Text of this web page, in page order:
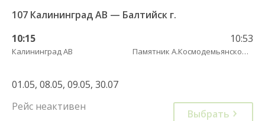
107 Калининград АВ — Балтийск г.
10:15
Калининград АВ
10:53
Памятник А.Космодемьянскому(Балтийское шоссе) трасса
01.05, 08.05, 09.05, 30.07
Рейс неактивен
Выбрать